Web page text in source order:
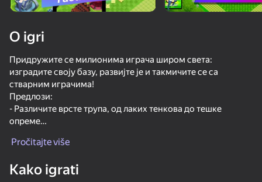
O igri
Придружите се милионима играча широм света:
изградите своју базу, развијте је и такмичите се са
стварним играчима!
Предлози:
- Различите врсте трупа, од лаких тенкова до тешке
опреме
- Користите различите технологије за ефикасан напад
- Прикупите карте да бисте побољшали своје тенкове!
Pročitajte više
Kako igrati